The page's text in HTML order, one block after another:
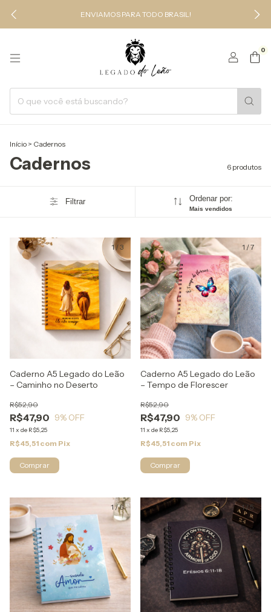
ENVIAMOS PARA TODO BRASIL!
0
Início > Cadernos
Cadernos 6 produtos
Filtrar Ordenar por:
Mais vendidos
1/3
Caderno A5 Legado do Leão
– Caminho no Deserto
R$47,90
R$52,90
9% OFF
11 x de R$5,25
R$45,51 com Pix
1 /7
Caderno A5 Legado do Leão
– Tempo de Florescer
R$47,90
R$52,90
9% OFF
11 x de R$5,25
R$45,51 com Pix
1/6 1/5